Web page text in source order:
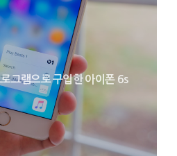
그램으로 구입한 아이폰 6s